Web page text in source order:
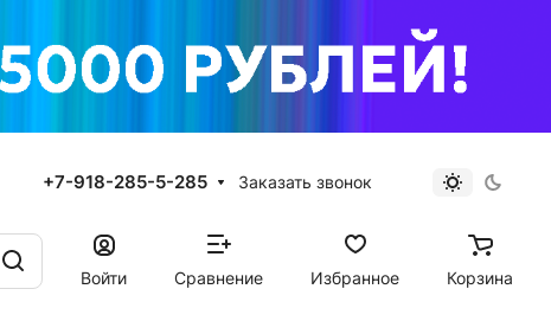
+7-918-285-5-285 Заказать звонок
Войти
Сравнение Избранное Корзина